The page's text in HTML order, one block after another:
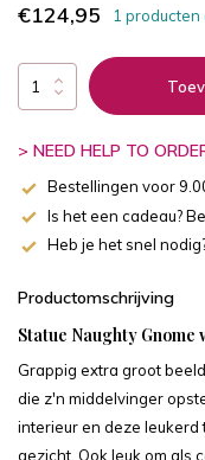
€124,95 1
> NEED HELP TO
Bestellingen voor
Is het een cadeau?
Heb je het snel
Productomschrijving
Statue Naughty
Grappig extra groot
die z'n middelvinger
interieur en deze
gezicht. Ook leuk om als